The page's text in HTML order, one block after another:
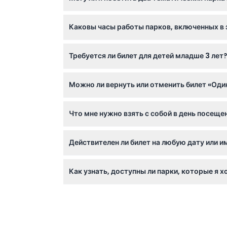
Водный парк в один и тот же день.
Каковы часы работы парков, включенных в
будни и до 22:00 в выходные; часы работы
Требуется ли билет для детей младше 3 лет?
Можно ли вернуть или отменить билет
Что мне нужно взять с собой в день
шляпы, чтобы чувствовать себя комфортно
Действителен ли билет на любую дату или
Как узнать, доступны ли парки, которые я